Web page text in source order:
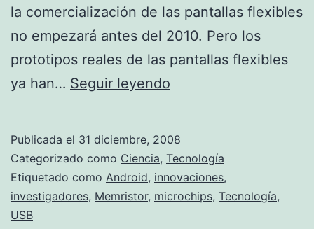
la comercialización de las pantallas flexibles
no empezará antes del 2010. Pero los
prototipos reales de las pantallas flexibles
ya han… Seguir leyendo
en
el
2008.
Publicada el 31 diciembre, 2008
Categorizado como Ciencia, Tecnología
Etiquetado como Android, innovaciones,
investigadores, Memristor, microchips, Tecnología,
USB